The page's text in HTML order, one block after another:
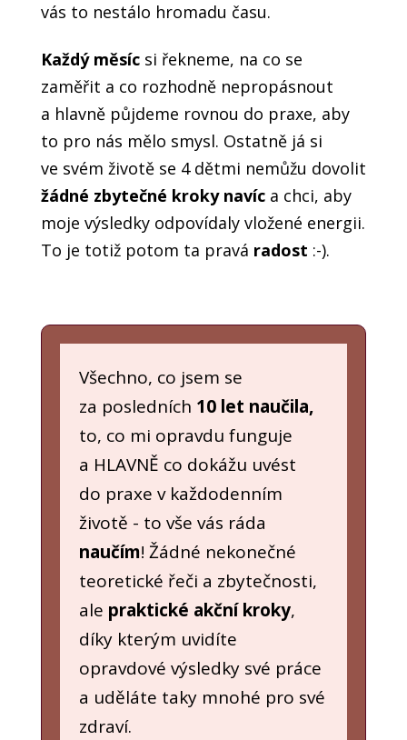
vás to nestálo hromadu času.
Každý měsícsi řekneme, na co se
zaměřit a co rozhodně nepropásnout
a hlavně půjdeme rovnou do praxe, aby
to pro nás mělo smysl. Ostatně já si
ve svém životě se 4 dětmi nemůžu dovolit
žádné zbytečné kroky navíca chci, aby
moje výsledky odpovídaly vložené energii.
To je totiž potom ta pravá radost :-).
Všechno, co jsem se
za posledních 10 let naučila,
to, co mi opravdu funguje
a HLAVNĚ co dokážu uvést
do praxe v každodenním
životě - to vše vás ráda
naučím! Žádné nekonečné
teoretické řeči a zbytečnosti,
ale praktické akční kroky,
díky kterým uvidíte
opravdové výsledky své práce
a uděláte taky mnohé pro své
zdraví.